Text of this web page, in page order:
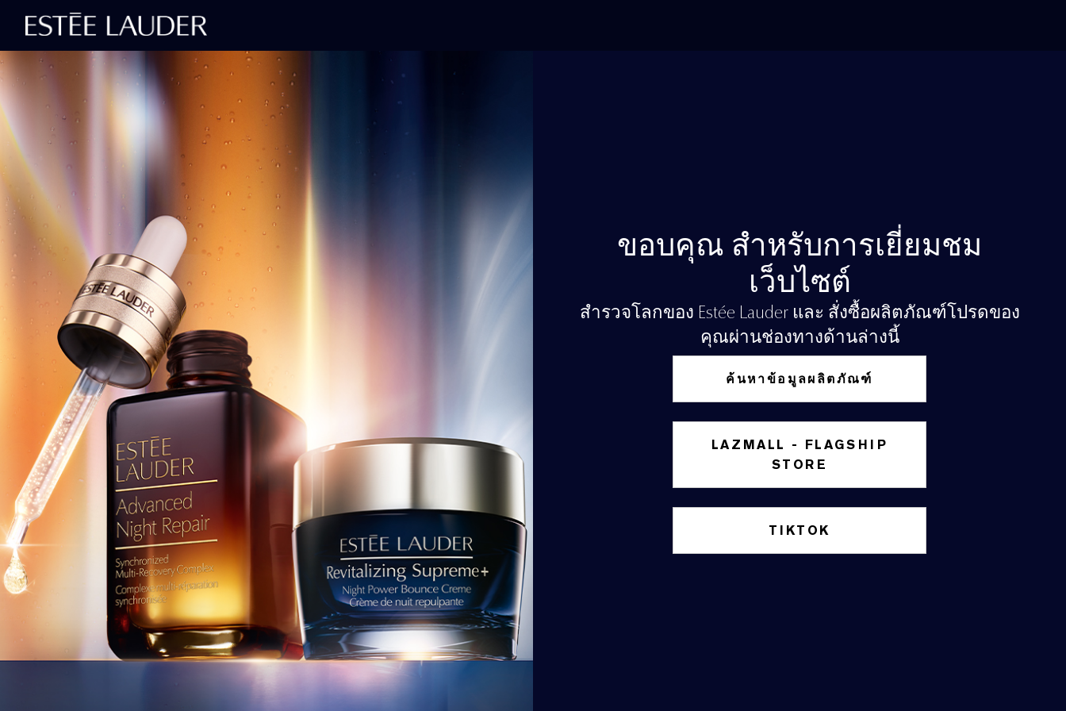
ขอบคุณ สำหรับการเยี่ยมชม
เว็บไซต์
สำรวจโลกของ Estée Lauder และ สั่งซื้อผลิตภัณฑ์โปรดของ
คุณผ่านช่องทางด้านล่างนี้
ค้นหาข้อมูลผลิตภัณฑ์
LAZMALL - FLAGSHIP
STORE
TIKTOK